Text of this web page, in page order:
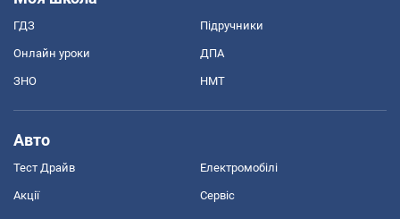
ГДЗ Підручники
Онлайн уроки ДПА
ЗНО НМТ
Авто
Тест Драйв Електромобілі
Акції Сервіс